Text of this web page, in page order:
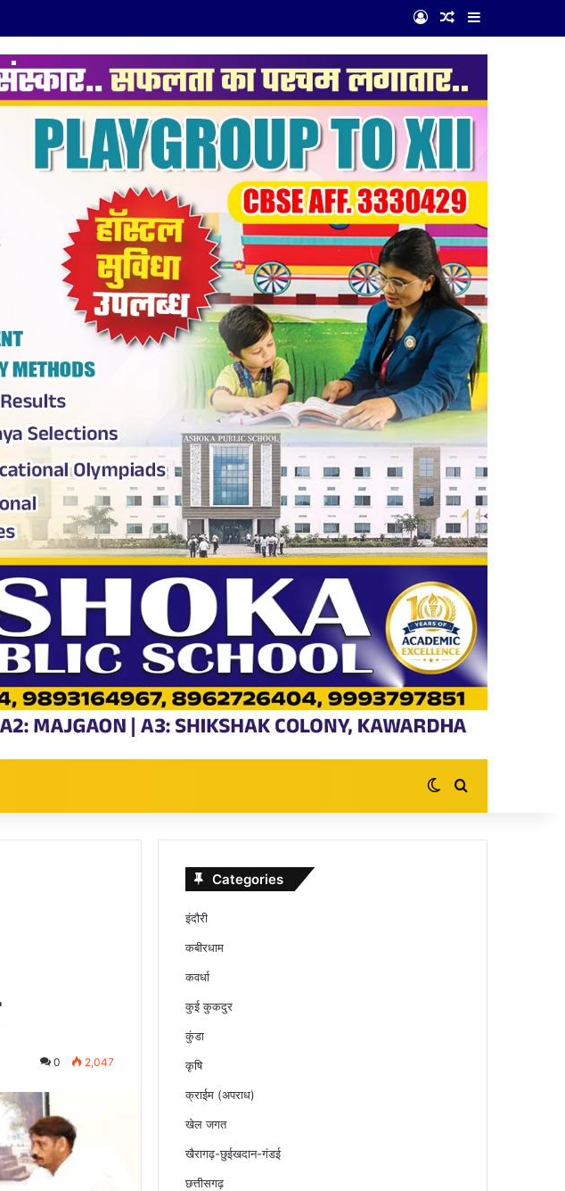
Log InRandom Article
Sidebar
Switch skin
Search for
0 2,047
Categories
इंदौरी
कबीरधाम
कवर्धा
कुई कुकदुर
कुंडा
कृषि
क्राईम (अपराध)
खेल जगत
खैरागढ़-छुईखदान-गंडई
छत्तीसगढ़